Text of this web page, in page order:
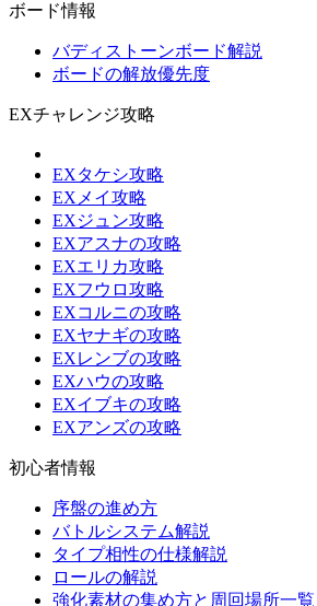
ボード情報
バディストーンボード解説
ボードの解放優先度
EXチャレンジ攻略
EXタケシ攻略
EXメイ攻略
EXジュン攻略
EXアスナの攻略
EXエリカ攻略
EXフウロ攻略
EXコルニの攻略
EXヤナギの攻略
EXレンブの攻略
EXハウの攻略
EXイブキの攻略
EXアンズの攻略
初心者情報
序盤の進め方
バトルシステム解説
タイプ相性の仕様解説
ロールの解説
強化素材の集め方と周回場所一覧